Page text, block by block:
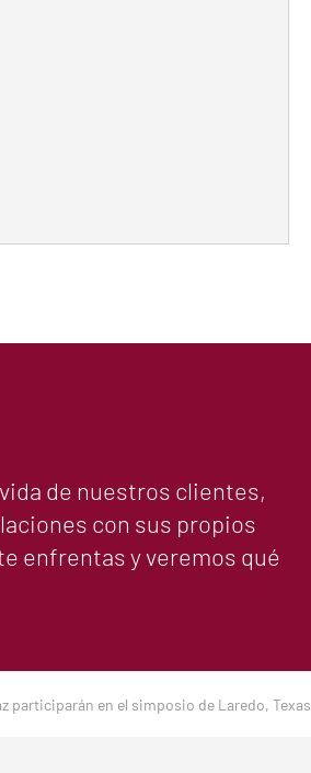
de nuestros clientes,
con sus propios
enfrentas y veremos qué
participarán en el simposio de Laredo, Texas